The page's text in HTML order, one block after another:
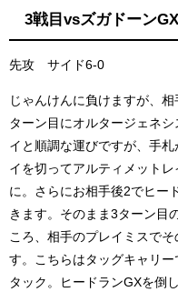
3戦目vsズガドーン
先攻 サイド6-0
じゃんけんに負けますが、
ターン目にオルタージェネ
イと順調な運びですが、手
イを切ってアルティメット
に。さらにお相手後2でヒー
きます。そのまま3ターン目
ころ、相手のプレイミスで
す。こちらはタッグキャリ
タック。ヒードランGXを倒